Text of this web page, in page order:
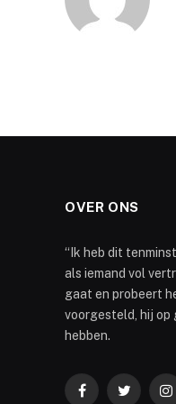
OVER ONS
“Ik heb dit
als iemand vol
gaat en probeert
voorgesteld, hij op
hebben.
FacebookTwitter